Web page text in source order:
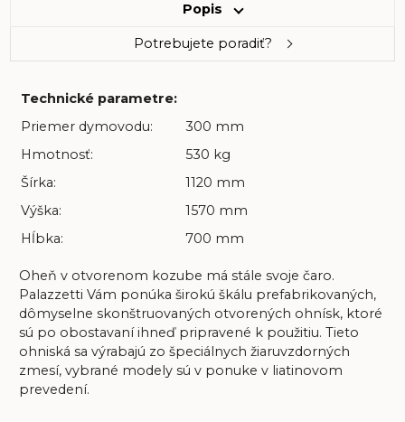
Popis
Potrebujete poradiť?
Technické parametre:
Priemer dymovodu:
300 mm
Hmotnosť:
530 kg
Šírka:
1120 mm
Výška:
1570 mm
Hĺbka:
700 mm
Oheň v otvorenom kozube má stále svoje čaro.
Palazzetti Vám ponúka širokú škálu prefabrikovaných,
dômyselne skonštruovaných otvorených ohnísk, ktoré
sú po obostavaní ihneď pripravené k použitiu. Tieto
ohniská sa výrabajú zo špeciálnych žiaruvzdorných
zmesí, vybrané modely sú v ponuke v liatinovom
prevedení.